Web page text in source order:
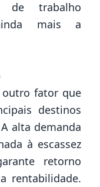
trabalho
mais a
outro fator que
destinos
alta demanda
à escassez
retorno
rentabilidade.